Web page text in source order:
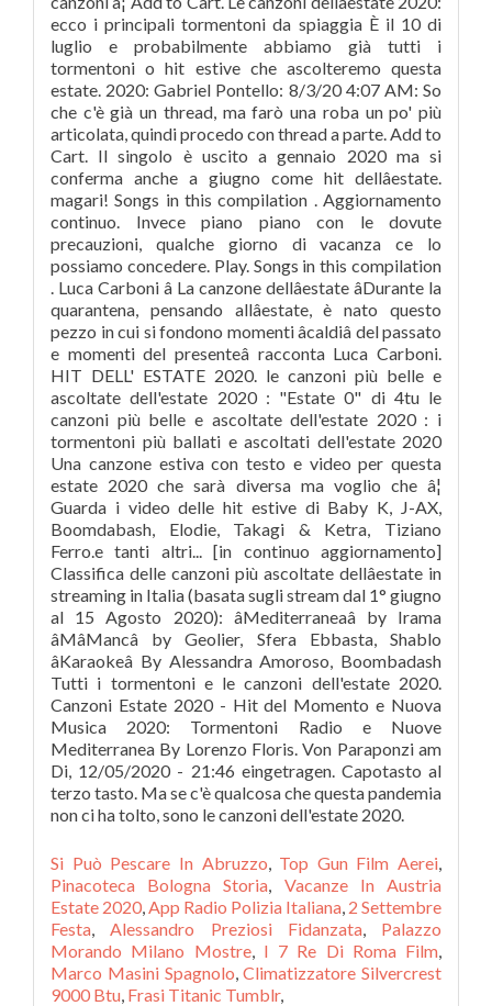
ecco i principali tormentoni da spiaggia È il 10 di
luglio e probabilmente abbiamo già tutti i
tormentoni o hit estive che ascolteremo questa
estate. 2020: Gabriel Pontello: 8/3/20 4:07 AM: So
che c'è già un thread, ma farò una roba un po' più
articolata, quindi procedo con thread a parte. Add to
Cart. Il singolo è uscito a gennaio 2020 ma si
conferma anche a giugno come hit dellâestate.
magari! Songs in this compilation . Aggiornamento
continuo. Invece piano piano con le dovute
precauzioni, qualche giorno di vacanza ce lo
possiamo concedere. Play. Songs in this compilation
. Luca Carboni â La canzone dellâestate âDurante la
quarantena, pensando allâestate, è nato questo
pezzo in cui si fondono momenti âcaldiâ del passato
e momenti del presenteâ racconta Luca Carboni.
HIT DELL' ESTATE 2020. le canzoni più belle e
ascoltate dell'estate 2020 : "Estate 0" di 4tu le
canzoni più belle e ascoltate dell'estate 2020 : i
tormentoni più ballati e ascoltati dell'estate 2020
Una canzone estiva con testo e video per questa
estate 2020 che sarà diversa ma voglio che â¦
Guarda i video delle hit estive di Baby K, J-AX,
Boomdabash, Elodie, Takagi & Ketra, Tiziano
Ferro.e tanti altri... [in continuo aggiornamento]
Classifica delle canzoni più ascoltate dellâestate in
streaming in Italia (basata sugli stream dal 1° giugno
al 15 Agosto 2020): âMediterraneaâ by Irama
âMâMancâ by Geolier, Sfera Ebbasta, Shablo
âKaraokeâ By Alessandra Amoroso, Boombadash
Tutti i tormentoni e le canzoni dell'estate 2020.
Canzoni Estate 2020 - Hit del Momento e Nuova
Musica 2020: Tormentoni Radio e Nuove
Mediterranea By Lorenzo Floris. Von Paraponzi am
Di, 12/05/2020 - 21:46 eingetragen. Capotasto al
terzo tasto. Ma se c'è qualcosa che questa pandemia
non ci ha tolto, sono le canzoni dell'estate 2020.
Si Può Pescare In Abruzzo, Top Gun Film Aerei,
Pinacoteca Bologna Storia, Vacanze In Austria
Estate 2020,App Radio Polizia Italiana, 2 Settembre
Festa,Alessandro Preziosi Fidanzata, Palazzo
Morando Milano Mostre, I 7 Re Di Roma Film,
Marco Masini Spagnolo,Climatizzatore Silvercrest
9000 Btu, Frasi Titanic Tumblr,